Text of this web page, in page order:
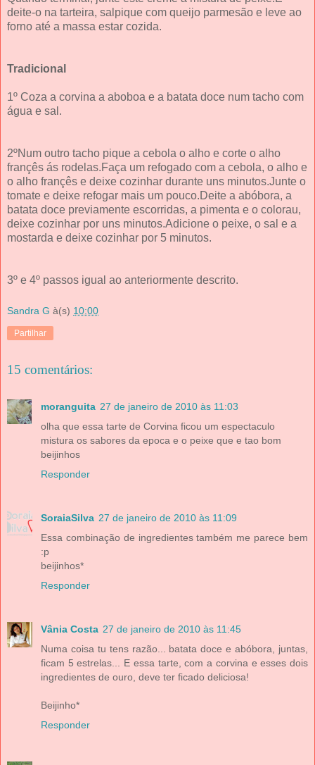
deite-o na tarteira, salpique com queijo parmesão e leve ao
forno até a massa estar cozida.
Tradicional
1º Coza a corvina a aboboa e a batata doce num tacho com
água e sal.
2ºNum outro tacho pique a cebola o alho e corte o alho
françês ás rodelas.Faça um refogado com a cebola, o alho e
o alho françês e deixe cozinhar durante uns minutos.Junte o
tomate e deixe refogar mais um pouco.Deite a abóbora, a
batata doce previamente escorridas, a pimenta e o colorau,
deixe cozinhar por uns minutos.Adicione o peixe, o sal e a
mostarda e deixe cozinhar por 5 minutos.
3º e 4º passos igual ao anteriormente descrito.
Sandra G à(s) 10:00
Partilhar
15 comentários:
moranguita 27 de janeiro de 2010 às 11:03
olha que essa tarte de Corvina ficou um espectaculo
mistura os sabores da epoca e o peixe que e tao bom
beijinhos
Responder
SoraiaSilva 27 de janeiro de 2010 às 11:09
Essa combinação de ingredientes também me parece bem
:p
beijinhos*
Responder
Vânia Costa 27 de janeiro de 2010 às 11:45
Numa coisa tu tens razão... batata doce e abóbora, juntas,
ficam 5 estrelas... E essa tarte, com a corvina e esses dois
ingredientes de ouro, deve ter ficado deliciosa!
Beijinho*
Responder